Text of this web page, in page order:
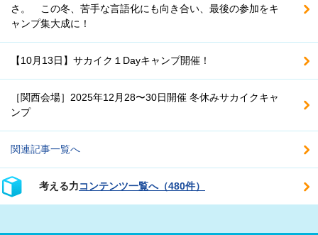
さ。 この冬、苦手な言語化にも向き合い、最後の参加をキ
ャンプ集大成に！
【10月13日】サカイク１Dayキャンプ開催！
［関西会場］2025年12月28〜30日開催 冬休みサカイクキャ
ンプ
関連記事一覧へ
考える力コンテンツ一覧へ（480件）